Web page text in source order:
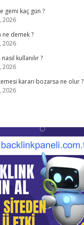
gemi kaç gün ?
2026
ne demek ?
2026
kullanılır ?
2026
kararı bozarsa ne olur ?
2026